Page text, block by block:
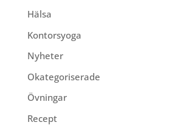
Hälsa
Kontorsyoga
Nyheter
Okategoriserade
Övningar
Recept